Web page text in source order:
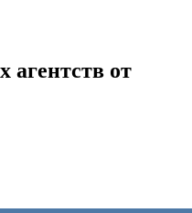
агентств от